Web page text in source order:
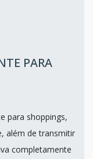
PARA
para shoppings,
além de transmitir
completamente